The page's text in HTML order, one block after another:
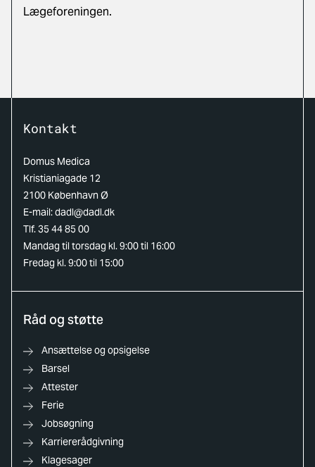
Lægeforeningen.
Kontakt
Domus Medica
Kristianiagade 12
2100 København Ø
E-mail:dadl@dadl.dk
Tlf. 35 44 85 00
Mandag til torsdag kl. 9:00 til 16:00
Fredag kl. 9:00 til 15:00
Råd og støtte
Ansættelse og opsigelse
Barsel
Attester
Ferie
Jobsøgning
Karriererådgivning
Klagesager